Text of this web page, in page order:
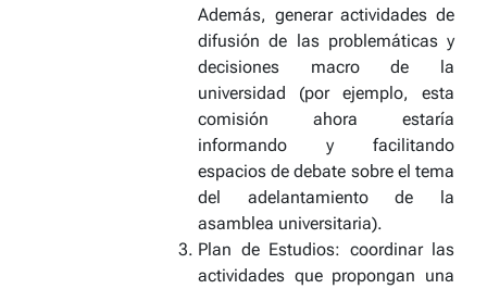
Además, generar actividades de
difusión de las problemáticas y
decisiones macro de la
universidad (por ejemplo, esta
comisión ahora estaría
informando y facilitando
espacios de debate sobre el tema
del adelantamiento de la
asamblea universitaria).
Plan de Estudios: coordinar las
actividades que propongan una